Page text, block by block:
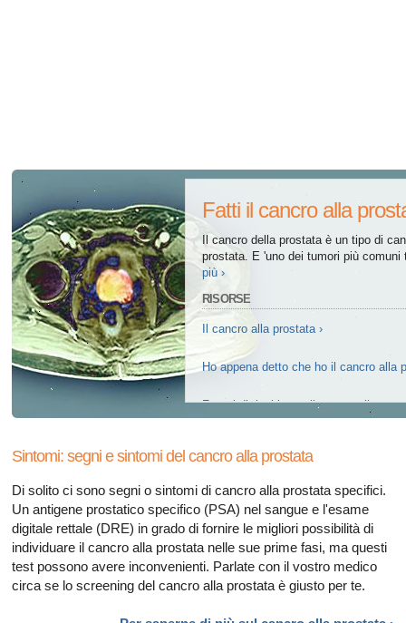
Tutti gli articoli su diabete e il sistema endocrino
Tutti gli articoli su allergie Fatti il cancro alla
Il cancro della prostata è un tipo di
prostata. E 'uno dei tumori più
più ›
RISORSE
Il cancro alla prostata ›
Ho appena detto che ho il cancro alla
Fattori di rischio per il cancro alla
Sintomi: segni e sintomi del cancro alla prostata
Di solito ci sono segni o sintomi di cancro alla prostata specifici.
Un antigene prostatico specifico (PSA) nel sangue e l'esame
digitale rettale (DRE) in grado di fornire le migliori possibilità di
individuare il cancro alla prostata nelle sue prime fasi, ma questi
test possono avere inconvenienti. Parlate con il vostro medico
circa se lo screening del cancro alla prostata è giusto per te.